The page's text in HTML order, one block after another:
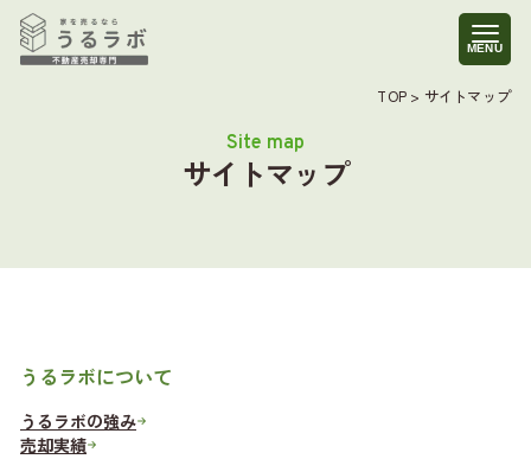
TOP > サイトマップ
サイトマップ
うるラボについて
うるラボの強み
売却実績